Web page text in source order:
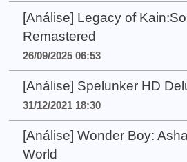
[Análise] Legacy of
Remastered
26/09/2025 06:53
[Análise] Spelunker HD
31/12/2021 18:30
[Análise] Wonder Boy:
World